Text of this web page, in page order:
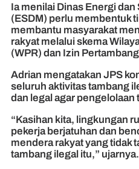
Ia menilai Dinas Energi
(ESDM) perlu membentuk
membantu masyarakat
rakyat melalui skema
(WPR) dan Izin
Adrian mengatakan JPS
seluruh aktivitas tambang
dan legal agar
“Kasihan kita, lingkungan
pekerja berjatuhan dan
mendera rakyat yang tidak
tambang ilegal itu,” ujarnya.